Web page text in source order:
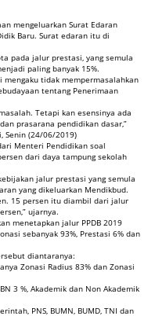
mengeluarkan Surat Edaran
Baru. Surat edaran itu di
pada jalur prestasi, yang semula
paling banyak 15%.
mengaku tidak mempermasalahkan
tentang Penerimaan
Tetapi kan esensinya ada
prasarana pendidikan dasar,”
Senin (24/06/2019)
Menteri Pendidikan soal
dari daya tampung sekolah
jalur prestasi yang semula
yang dikeluarkan Mendikbud.
15 persen itu diambil dari jalur
ujarnya.
menetapkan jalur PPDB 2019
sebanyak 93%, Prestasi 6% dan
diantaranya:
Zonasi Radius 83% dan Zonasi
3 %, Akademik dan Non Akademik
PNS, BUMN, BUMD, TNI dan